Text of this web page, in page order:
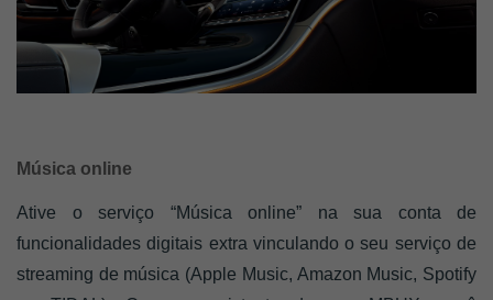
Música online
Ative o serviço “Música online” na sua conta de
funcionalidades digitais extra vinculando o seu serviço de
streaming de música (Apple Music, Amazon Music, Spotify